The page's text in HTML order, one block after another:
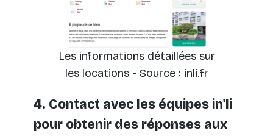
Les informations détaillées sur
les locations - Source : inli.fr
4. Contact avec les équipes in'li
pour obtenir des réponses aux